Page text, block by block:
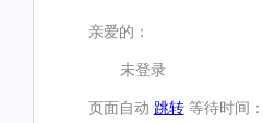
亲爱的：
未登录
页面自动 跳转等待时间：